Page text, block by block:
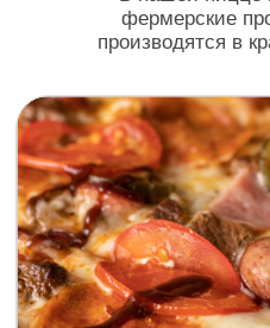
Мы открыты с 11.00 до 23.00
Условия доставки - заказ от 500₽
ИНН: 782005497421
ОГРНИП: 323237500007403
Жиливинский Илья Владимирович (ИП)
Юр адрес: г. Краснодар, ул. Платановый
кВ 122
Политика конфиденцальности